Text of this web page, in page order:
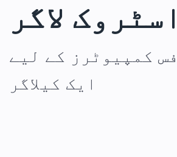
لاگر
کمپیوٹرز کے لیے
ایک کیلاگر